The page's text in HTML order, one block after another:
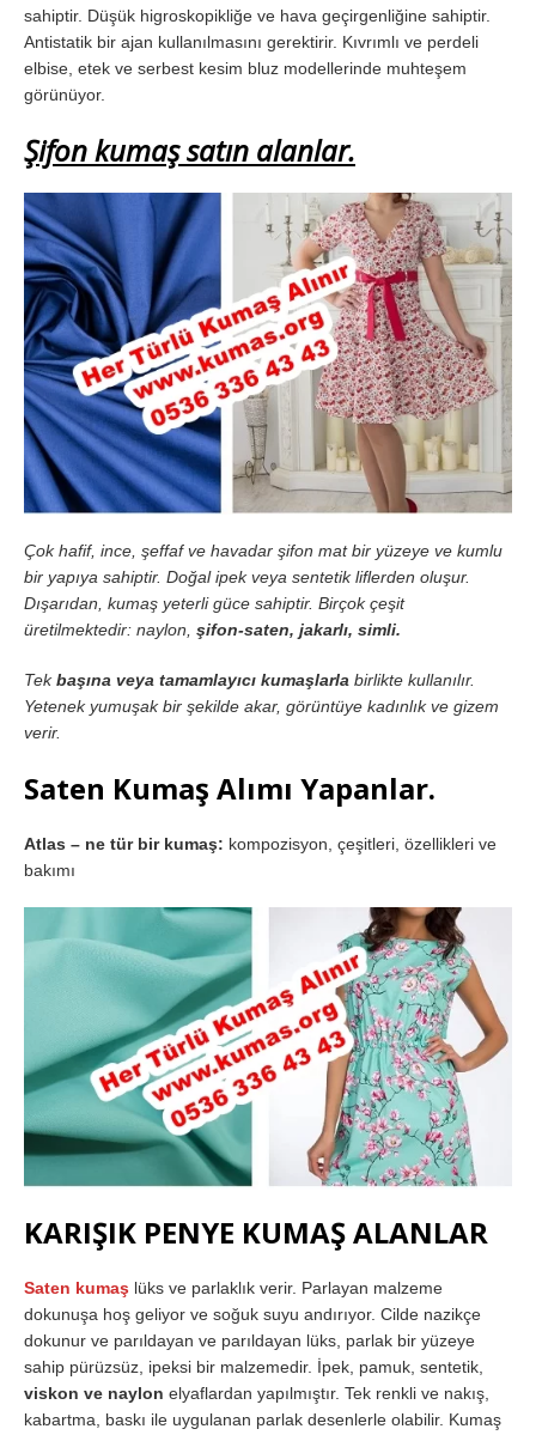
sahiptir. Düşük higroskopikliğe ve hava geçirgenliğine sahiptir.
Antistatik bir ajan kullanılmasını gerektirir. Kıvrımlı ve perdeli
elbise, etek ve serbest kesim bluz modellerinde muhteşem
görünüyor.
Şifon kumaş satın alanlar.
Çok hafif, ince, şeffaf ve havadar şifon mat bir yüzeye ve kumlu
bir yapıya sahiptir. Doğal ipek veya sentetik liflerden oluşur.
Dışarıdan, kumaş yeterli güce sahiptir. Birçok çeşit
üretilmektedir: naylon, şifon-saten, jakarlı, simli.
Tekbaşına veya tamamlayıcı kumaşlarla birlikte kullanılır.
Yetenek yumuşak bir şekilde akar, görüntüye kadınlık ve gizem
verir.
Saten Kumaş Alımı Yapanlar.
Atlas – ne tür bir kumaş: kompozisyon, çeşitleri, özellikleri ve
bakımı
KARIŞIK PENYE KUMAŞ ALANLAR
Saten kumaş lüks ve parlaklık verir. Parlayan malzeme
dokunuşa hoş geliyor ve soğuk suyu andırıyor. Cilde nazikçe
dokunur ve parıldayan ve parıldayan lüks, parlak bir yüzeye
sahip pürüzsüz, ipeksi bir malzemedir. İpek, pamuk, sentetik,
viskon ve naylon elyaflardan yapılmıştır. Tek renkli ve nakış,
kabartma, baskı ile uygulanan parlak desenlerle olabilir. Kumaş